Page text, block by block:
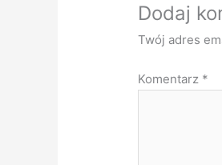
Dodaj
Twój adres
Komentarz *